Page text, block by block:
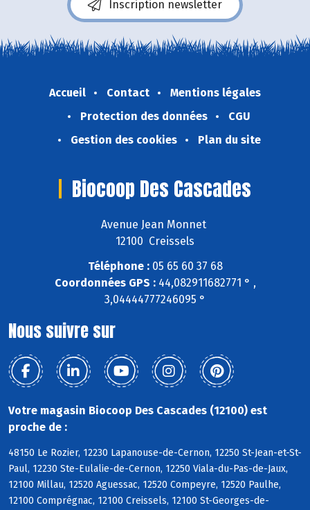
Inscription newsletter
Accueil Contact
Mentions légales
Protection des données
CGU
Gestion des cookies
Plan du site
Biocoop Des Cascades
Avenue Jean Monnet
12100 Creissels
Téléphone :05 65 60 37 68
Coordonnées GPS :44,082911682771 ° ,
3,04444777246095 °
Nous suivre sur
Votre magasin Biocoop Des Cascades (12100) est
proche de :
48150 Le Rozier, 12230 Lapanouse-de-Cernon, 12250 St-Jean-et-St-
Paul, 12230 Ste-Eulalie-de-Cernon, 12250 Viala-du-Pas-de-Jaux,
12100 Millau, 12520 Aguessac, 12520 Compeyre, 12520 Paulhe,
12100 Comprégnac, 12100 Creissels, 12100 St-Georges-de-